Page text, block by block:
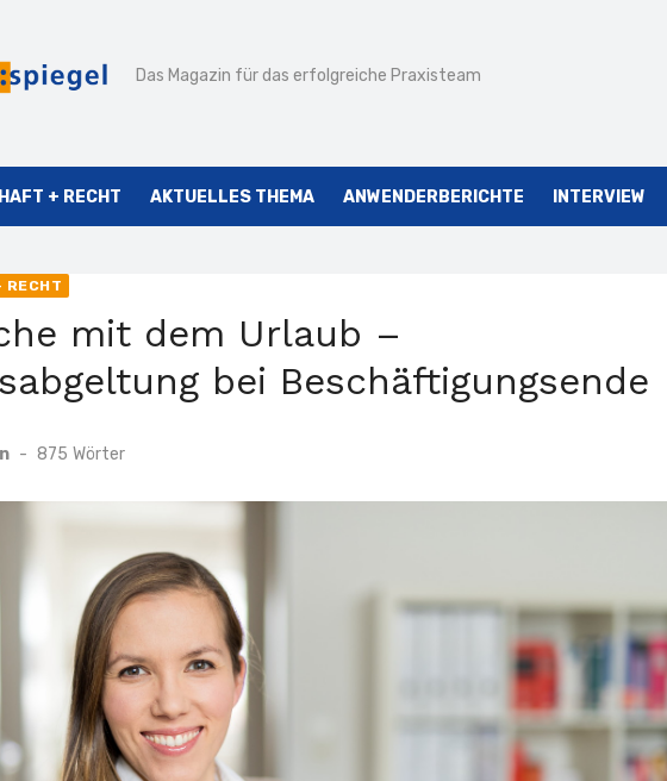
Das Magazin für das erfolgreiche Praxisteam
+ RECHT AKTUELLES THEMA ANWENDERBERICHTE INTERVIEW
RECHT
mit dem Urlaub –
bei Beschäftigungsende
- 875 Wörter